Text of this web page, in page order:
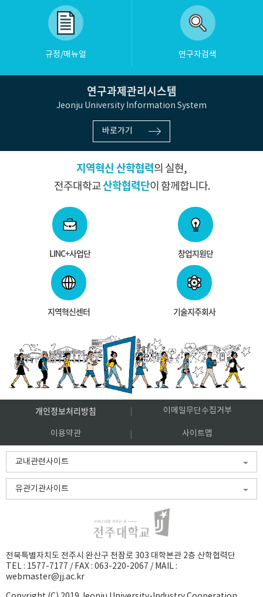
규정/매뉴얼 연구자검색
연구과제관리시스템
Jeonju University Information System
바로가기
지역혁신 산학협력의 실현,
전주대학교산학협력단이 함께합니다.
LINC+사업단 창업지원단
지역혁신센터 기술지주회사
개인정보처리방침 이메일무단수집거부
이용약관 사이트맵
교내관련사이트
유관기관사이트
전북특별자치도 전주시 완산구 천잠로 303 대학본관 2층 산학협력단
TEL : 1577-7177 / FAX : 063-220-2067 / MAIL :
webmaster@jj.ac.kr